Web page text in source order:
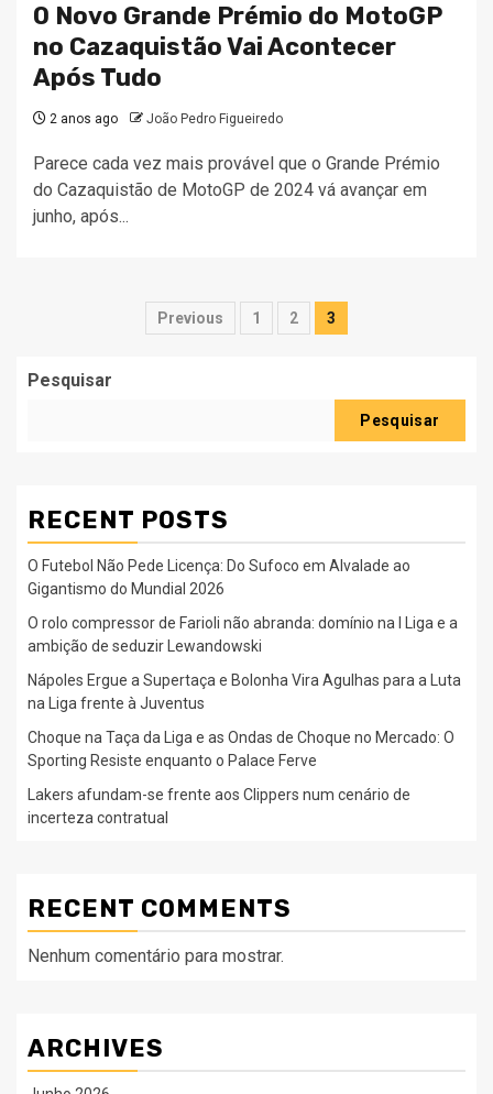
O Novo Grande Prémio do MotoGP
no Cazaquistão Vai Acontecer
Após Tudo
2 anos ago João Pedro Figueiredo
Parece cada vez mais provável que o Grande Prémio
do Cazaquistão de MotoGP de 2024 vá avançar em
junho, após...
Paginação
Previous 1 2 3
Pesquisar
Pesquisar
RECENT POSTS
O Futebol Não Pede Licença: Do Sufoco em Alvalade ao
Gigantismo do Mundial 2026
O rolo compressor de Farioli não abranda: domínio na I Liga e a
ambição de seduzir Lewandowski
Nápoles Ergue a Supertaça e Bolonha Vira Agulhas para a Luta
na Liga frente à Juventus
Choque na Taça da Liga e as Ondas de Choque no Mercado: O
Sporting Resiste enquanto o Palace Ferve
Lakers afundam-se frente aos Clippers num cenário de
incerteza contratual
RECENT COMMENTS
Nenhum comentário para mostrar.
ARCHIVES